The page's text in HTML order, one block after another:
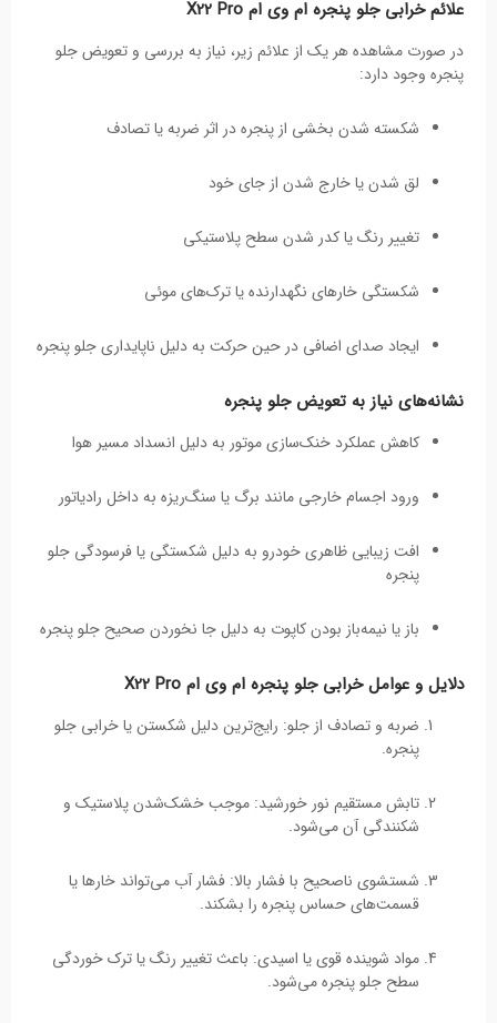
علائم خرابی جلو پنجره ام وی ام X22 Pro
در صورت مشاهده هر یک از علائم زیر، نیاز به بررسی و تعویض جلو
پنجره وجود دارد:
شکسته شدن بخشی از پنجره در اثر ضربه یا تصادف
لق شدن یا خارج شدن از جای خود
تغییر رنگ یا کدر شدن سطح پلاستیکی
شکستگی خارهای نگهدارنده یا ترک‌های موئی
ایجاد صدای اضافی در حین حرکت به دلیل ناپایداری جلو پنجره
نشانه‌های نیاز به تعویض جلو پنجره
کاهش عملکرد خنک‌سازی موتور به دلیل انسداد مسیر هوا
ورود اجسام خارجی مانند برگ یا سنگ‌ریزه به داخل رادیاتور
افت زیبایی ظاهری خودرو به دلیل شکستگی یا فرسودگی جلو
پنجره
باز یا نیمه‌باز بودن کاپوت به دلیل جا نخوردن صحیح جلو پنجره
دلایل و عوامل خرابی جلو پنجره ام وی ام X22 Pro
ضربه و تصادف از جلو: رایج‌ترین دلیل شکستن یا خرابی جلو
پنجره.
تابش مستقیم نور خورشید: موجب خشک‌شدن پلاستیک و
شکنندگی آن می‌شود.
شستشوی ناصحیح با فشار بالا: فشار آب می‌تواند خارها یا
قسمت‌های حساس پنجره را بشکند.
مواد شوینده قوی یا اسیدی: باعث تغییر رنگ یا ترک خوردگی
سطح جلو پنجره می‌شود.